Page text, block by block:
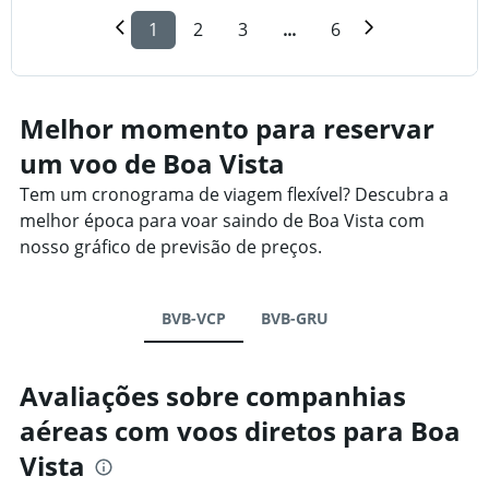
1 2 3 ... 6
Melhor momento para reservar
um voo de Boa Vista
Tem um cronograma de viagem flexível? Descubra a
melhor época para voar saindo de Boa Vista com
nosso gráfico de previsão de preços.
BVB-VCP BVB-GRU
Avaliações sobre companhias
aéreas com voos diretos para Boa
Vista